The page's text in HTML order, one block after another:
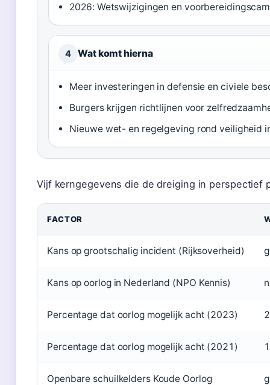
2026: Wetswijzigingen en
4 Wat komt hierna
Meer investeringen in defensie en civiele
Burgers krijgen richtlijnen voor
Nieuwe wet- en regelgeving rond veiligheid
Vijf kerngegevens die de dreiging in perspectief
FACTOR
Kans op grootschalig incident (Rijksoverheid)
Kans op oorlog in Nederland (NPO Kennis)
Percentage dat oorlog mogelijk acht (2023)
Percentage dat oorlog mogelijk acht (2021)
Openbare schuilkelders Koude Oorlog